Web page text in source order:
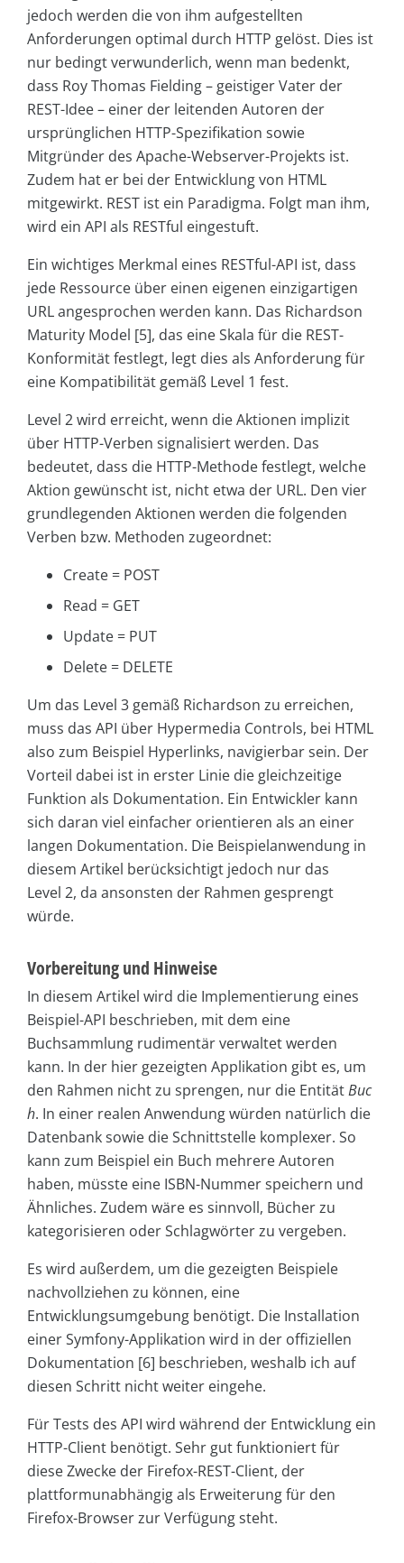
jedoch werden die von ihm aufgestellten
Anforderungen optimal durch HTTP gelöst. Dies ist
nur bedingt verwunderlich, wenn man bedenkt,
dass Roy Thomas Fielding – geistiger Vater der
REST-Idee – einer der leitenden Autoren der
ursprünglichen HTTP-Spezifikation sowie
Mitgründer des Apache-Webserver-Projekts ist.
Zudem hat er bei der Entwicklung von HTML
mitgewirkt. REST ist ein Paradigma. Folgt man ihm,
wird ein API als RESTful eingestuft.
Ein wichtiges Merkmal eines RESTful-API ist, dass
jede Ressource über einen eigenen einzigartigen
URL angesprochen werden kann. Das Richardson
Maturity Model [5], das eine Skala für die REST-
Konformität festlegt, legt dies als Anforderung für
eine Kompatibilität gemäß Level 1 fest.
Level 2 wird erreicht, wenn die Aktionen implizit
über HTTP-Verben signalisiert werden. Das
bedeutet, dass die HTTP-Methode festlegt, welche
Aktion gewünscht ist, nicht etwa der URL. Den vier
grundlegenden Aktionen werden die folgenden
Verben bzw. Methoden zugeordnet:
Create = POST
Read = GET
Update = PUT
Delete = DELETE
Um das Level 3 gemäß Richardson zu erreichen,
muss das API über Hypermedia Controls, bei HTML
also zum Beispiel Hyperlinks, navigierbar sein. Der
Vorteil dabei ist in erster Linie die gleichzeitige
Funktion als Dokumentation. Ein Entwickler kann
sich daran viel einfacher orientieren als an einer
langen Dokumentation. Die Beispielanwendung in
diesem Artikel berücksichtigt jedoch nur das
Level 2, da ansonsten der Rahmen gesprengt
würde.
Vorbereitung und Hinweise
In diesem Artikel wird die Implementierung eines
Beispiel-API beschrieben, mit dem eine
Buchsammlung rudimentär verwaltet werden
kann. In der hier gezeigten Applikation gibt es, um
den Rahmen nicht zu sprengen, nur die EntitätBuc
h. In einer realen Anwendung würden natürlich die
Datenbank sowie die Schnittstelle komplexer. So
kann zum Beispiel ein Buch mehrere Autoren
haben, müsste eine ISBN-Nummer speichern und
Ähnliches. Zudem wäre es sinnvoll, Bücher zu
kategorisieren oder Schlagwörter zu vergeben.
Es wird außerdem, um die gezeigten Beispiele
nachvollziehen zu können, eine
Entwicklungsumgebung benötigt. Die Installation
einer Symfony-Applikation wird in der offiziellen
Dokumentation [6] beschrieben, weshalb ich auf
diesen Schritt nicht weiter eingehe.
Für Tests des API wird während der Entwicklung ein
HTTP-Client benötigt. Sehr gut funktioniert für
diese Zwecke der Firefox-REST-Client, der
plattformunabhängig als Erweiterung für den
Firefox-Browser zur Verfügung steht.